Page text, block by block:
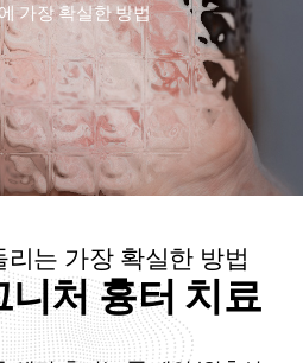
가장 확실한 방법
는 가장 확실한 방법
니처 흉터 치료